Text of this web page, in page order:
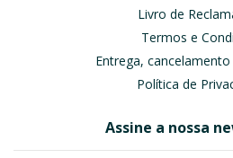
Livro de
Termos e
Entrega,
Política de
Assine a nossa